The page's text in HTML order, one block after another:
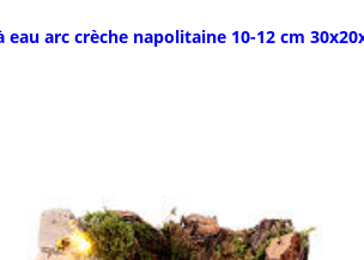
eau arc crèche napolitaine 10-12 cm